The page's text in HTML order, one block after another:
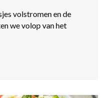
volstromen en de
we volop van het